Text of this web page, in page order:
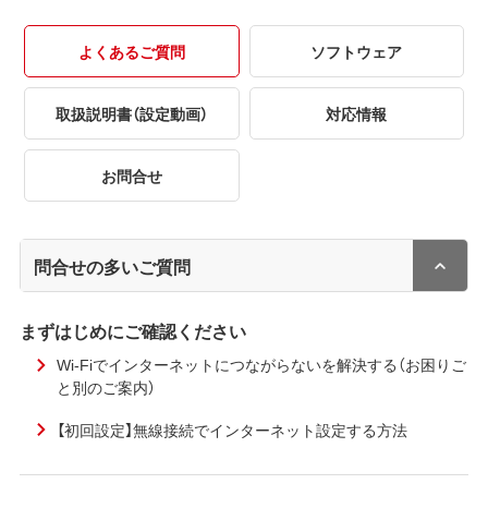
よくあるご質問 ソフトウェア
取扱説明書（設定動画） 対応情報
お問合せ
問合せの多いご質問
まずはじめにご確認ください
Wi-Fiでインターネットにつながらないを解決する（お困りご
と別のご案内）
【初回設定】無線接続でインターネット設定する方法